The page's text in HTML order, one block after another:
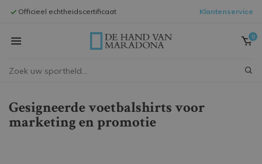
Officieel echtheidscertificaat Inlijstingen
Klantenservice
0
Gesigneerde voetbalshirts voor
marketing en promotie